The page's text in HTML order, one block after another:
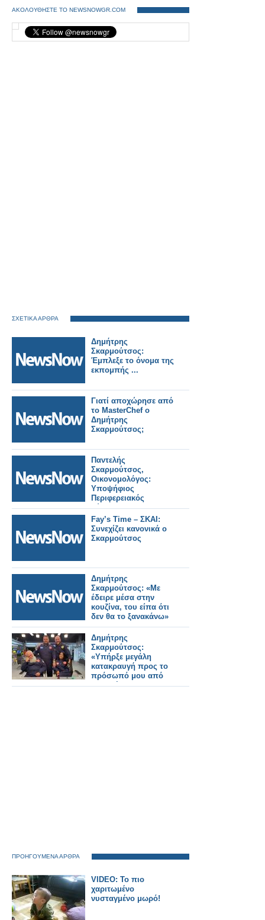
ΑΚΟΛΟΥΘΗΣΤΕ ΤΟ NEWSNOWGR.COM
ΣΧΕΤΙΚΑ ΑΡΘΡΑ
Δημήτρης
Σκαρμούτσος:
Έμπλεξε το όνομα της
εκπομπής ...
Γιατί αποχώρησε από
το MasterChef ο
Δημήτρης
Σκαρμούτσος;
Παντελής
Σκαρμούτσος,
Οικονομολόγος:
Υποψήφιος
Περιφερειακός
Σύμβουλος
Fay’s Time – ΣΚΑΙ:
Συνεχίζει κανονικά ο
Σκαρμούτσος
Δημήτρης
Σκαρμούτσος: «Με
έδειρε μέσα στην
κουζίνα, του είπα ότι
δεν θα το ξανακάνω»
Δημήτρης
Σκαρμούτσος:
«Υπήρξε μεγάλη
κατακραυγή προς το
πρόσωπό μου από
συναδέλφους μου…»
ΠΡΟΗΓΟΥΜΕΝΑ ΑΡΘΡΑ
VIDEO: Το πιο
χαριτωμένο
νυσταγμένο μωρό!